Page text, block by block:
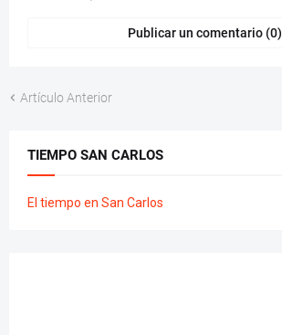
Publicar un comentario (0)
Artículo Anterior
TIEMPO SAN CARLOS
El tiempo en San Carlos